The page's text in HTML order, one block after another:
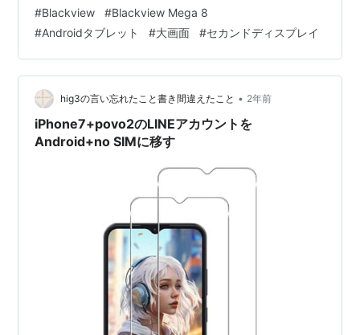
ブレットを愛用していました。 キックスタンドが便利
で、モバイルモニターとしても使える最高の相棒だった
のですが、購入から3年半が経ち、OSのアップデートも
ない。これがAndroid機器の最大の難点だと常々感じてい
ます。最新のOSが提供されず、セキュリティ面や新しい
アプリの対応…
#Blackview #Blackview Mega 8
#Androidタブレット #大画面 #セカンドディスプレイ
hig3の言い忘れたこと書き間違えたこと • 2年前
iPhone7+povo2のLINEアカウントを
Android+no SIMに移す